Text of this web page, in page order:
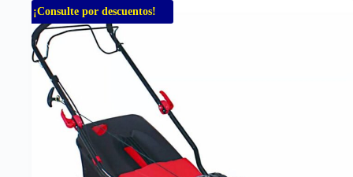
¡Consulte por descuentos!